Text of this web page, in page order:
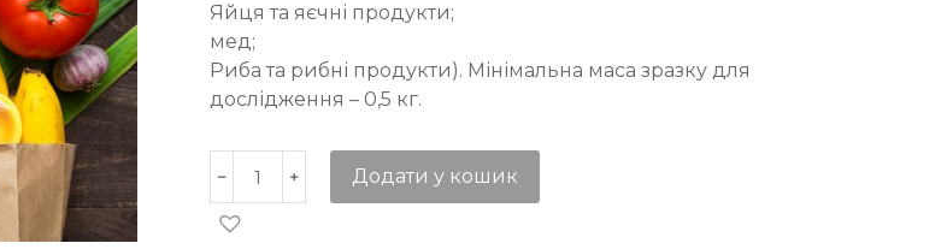
Яйця та яєчні продукти;
мед;
Риба та рибні продукти). Мінімальна маса зразку для
дослідження – 0,5 кг.
Додати у кошик